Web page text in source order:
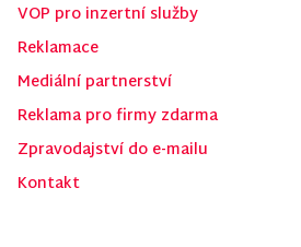
VOP pro inzertní služby
Reklamace
Mediální partnerství
Reklama pro firmy zdarma
Zpravodajství do e-mailu
Kontakt